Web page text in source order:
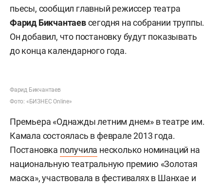
пьесы, сообщил главный режиссер театра
Фарид Бикчантаевсегодня на собрании труппы.
Он добавил, что постановку будут показывать
до конца календарного года.
Фарид Бикчантаев
Фото: «БИЗНЕС Online»
Премьера «Однажды летним днем» в театре им.
Камала состоялась в феврале 2013 года.
Постановка получила несколько номинаций на
национальную театральную премию «Золотая
маска», участвовала в фестивалях в Шанхае и